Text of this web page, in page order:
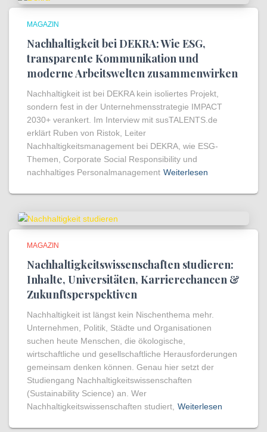
MAGAZIN
Nachhaltigkeit bei DEKRA: Wie ESG,
transparente Kommunikation und
moderne Arbeitswelten zusammenwirken
Nachhaltigkeit ist bei DEKRA kein isoliertes Projekt,
sondern fest in der Unternehmensstrategie IMPACT
2030+ verankert. Im Interview mit susTALENTS.de
erklärt Ruben von Ristok, Leiter
Nachhaltigkeitsmanagement bei DEKRA, wie ESG-
Themen, Corporate Social Responsibility und
nachhaltiges Personalmanagement Weiterlesen
MAGAZIN
Nachhaltigkeitswissenschaften studieren:
Inhalte, Universitäten, Karrierechancen &
Zukunftsperspektiven
Nachhaltigkeit ist längst kein Nischenthema mehr.
Unternehmen, Politik, Städte und Organisationen
suchen heute Menschen, die ökologische,
wirtschaftliche und gesellschaftliche Herausforderungen
gemeinsam denken können. Genau hier setzt der
Studiengang Nachhaltigkeitswissenschaften
(Sustainability Science) an. Wer
Nachhaltigkeitswissenschaften studiert, Weiterlesen